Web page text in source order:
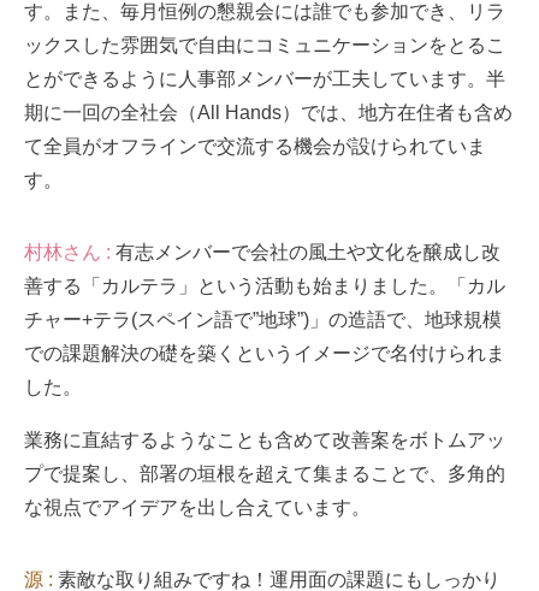
す。また、毎月恒例の懇親会には誰でも参加でき、リラ
ックスした雰囲気で自由にコミュニケーションをとるこ
とができるように人事部メンバーが工夫しています。半
期に一回の全社会（All Hands）では、地方在住者も含め
て全員がオフラインで交流する機会が設けられていま
す。
村林さん : 有志メンバーで会社の風土や文化を醸成し改
善する「カルテラ」という活動も始まりました。「カル
チャー+テラ(スペイン語で”地球”)」の造語で、地球規模
での課題解決の礎を築くというイメージで名付けられま
した。
業務に直結するようなことも含めて改善案をボトムアッ
プで提案し、部署の垣根を超えて集まることで、多角的
な視点でアイデアを出し合えています。
源 : 素敵な取り組みですね！運用面の課題にもしっかり